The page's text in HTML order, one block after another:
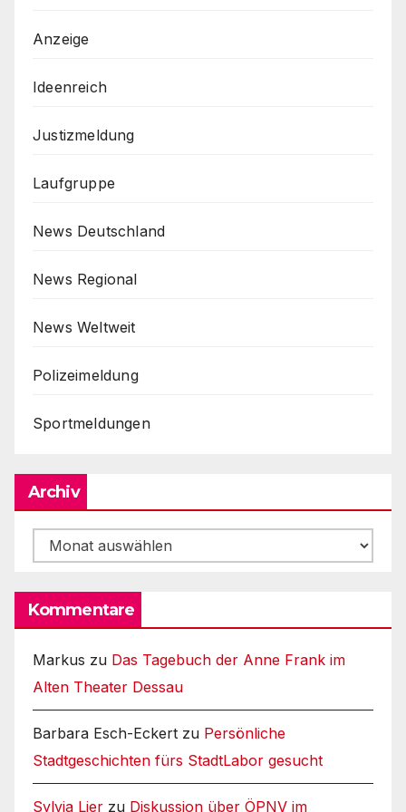
Anzeige
Ideenreich
Justizmeldung
Laufgruppe
News Deutschland
News Regional
News Weltweit
Polizeimeldung
Sportmeldungen
Archiv
Archiv
Kommentare
Markus zu Das Tagebuch der Anne Frank im
Alten Theater Dessau
Barbara Esch-Eckert zu Persönliche
Stadtgeschichten fürs StadtLabor gesucht
Sylvia Lier zu Diskussion über ÖPNV im